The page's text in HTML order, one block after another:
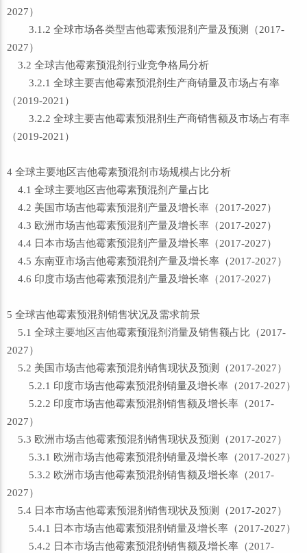
2027）
3.1.2 全球市场各类型吉他霉素预混剂产量及预测（2017-
2027）
3.2 全球吉他霉素预混剂行业竞争格局分析
3.2.1 全球主要吉他霉素预混剂生产商销量及市场占有率
（2019-2021）
3.2.2 全球主要吉他霉素预混剂生产商销售额及市场占有率
（2019-2021）
4 全球主要地区吉他霉素预混剂市场规模占比分析
4.1 全球主要地区吉他霉素预混剂产量占比
4.2 美国市场吉他霉素预混剂产量及增长率（2017-2027）
4.3 欧洲市场吉他霉素预混剂产量及增长率（2017-2027）
4.4 日本市场吉他霉素预混剂产量及增长率（2017-2027）
4.5 东南亚市场吉他霉素预混剂产量及增长率（2017-2027）
4.6 印度市场吉他霉素预混剂产量及增长率（2017-2027）
5 全球吉他霉素预混剂销售状况及需求前景
5.1 全球主要地区吉他霉素预混剂消量及销售额占比（2017-
2027）
5.2 美国市场吉他霉素预混剂销售现状及预测（2017-2027）
5.2.1 印度市场吉他霉素预混剂销量及增长率（2017-2027）
5.2.2 印度市场吉他霉素预混剂销售额及增长率（2017-
2027）
5.3 欧洲市场吉他霉素预混剂销售现状及预测（2017-2027）
5.3.1 欧洲市场吉他霉素预混剂销量及增长率（2017-2027）
5.3.2 欧洲市场吉他霉素预混剂销售额及增长率（2017-
2027）
5.4 日本市场吉他霉素预混剂销售现状及预测（2017-2027）
5.4.1 日本市场吉他霉素预混剂销量及增长率（2017-2027）
5.4.2 日本市场吉他霉素预混剂销售额及增长率（2017-